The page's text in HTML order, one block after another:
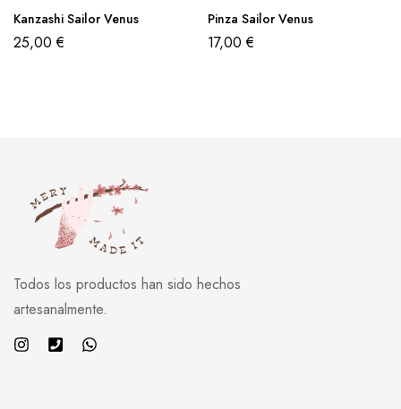
Kanzashi Sailor Venus
25,00€
Pinza Sailor Venus
17,00€
Todos los productos han sido hechos
artesanalmente.